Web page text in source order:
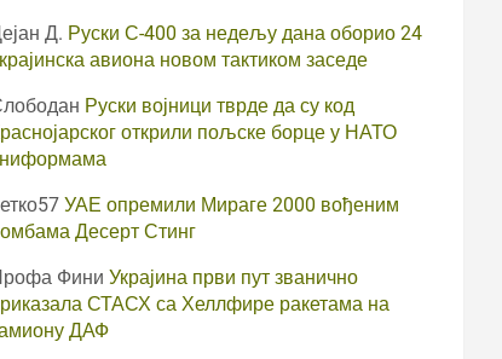
Д. Руски С-400 за недељу дана оборио 24
авиона новом тактиком заседе
Руски војници тврде да су код
открили пољске борце у НАТО
УАЕ опремили Мираге 2000 вођеним
Десерт Стинг
Фини Украјина први пут званично
СТАСХ са Хеллфире ракетама на
ДАФ